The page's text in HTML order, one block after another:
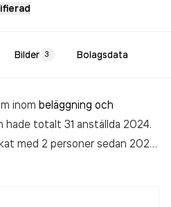
Bilder 3 Bolagsdata
inom beläggning och
hade totalt 31 anställda 2024.
med 2 personer sedan 2023